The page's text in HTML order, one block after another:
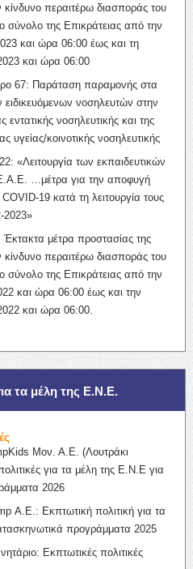
κίνδυνο περαιτέρω διασποράς του
σύνολο της Επικράτειας από την
και ώρα 06:00 έως και τη
και ώρα 06:00
67: Παράταση παραμονής στα
ειδικευόμενων νοσηλευτών στην
εντατικής νοσηλευτικής και της
υγείας/κοινοτικής νοσηλευτικής
«Λειτουργία των εκπαιδευτικών
…μέτρα για την αποφυγή
19 κατά τη λειτουργία τους
2023»
μέτρα προστασίας της
κίνδυνο περαιτέρω διασποράς του
σύνολο της Επικράτειας από την
και ώρα 06:00 έως και την
και ώρα 06:00.
τα μέλη της Ε.Ν.Ε.
Μον. Α.Ε. (Λουτράκι
για τα μέλη της Ε.Ν.Ε για
2026
Α.Ε.: Εκπτωτική πολιτική για τα
προγράμματα 2025
Εκπτωτικές πολιτικές